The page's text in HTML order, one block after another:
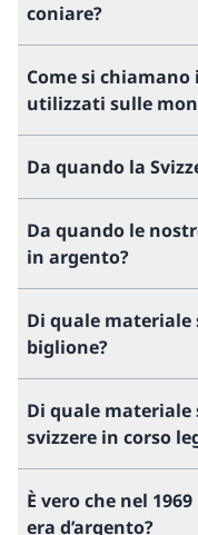
coniare?
Come si
utilizzati sulle
Da quando la
Da quando le
in argento?
Di quale
biglione?
Di quale
svizzere in corso
È vero che nel
era d’argento?